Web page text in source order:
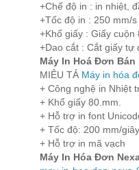
+Chế độ in : in nhiệt,
+Tốc độ in : 250 mm/s
+Khổ giấy : Giấy cuộn
+Dao cắt : Cắt giấy tự
Máy In Hoá Đơn Bán
MIÊU TẢ Máy in hóa
+ Công nghệ in Nhiệt
+ Khổ giấy 80.mm.
+ Hỗ trợ in font
+ Tốc độ: 200 mm/
+ Hỗ trợ in mã vạch
Máy In Hóa Đơn